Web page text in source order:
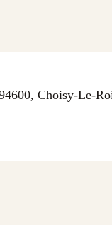
Choisy-Le-